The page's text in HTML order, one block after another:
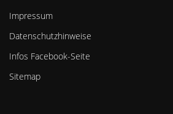
Impressum
Datenschutzhinweise
Infos Facebook-Seite
Sitemap